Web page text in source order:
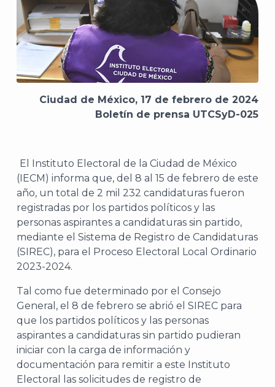
Ciudad de México, 17 de febrero de 2024
Boletín de prensa UTCSyD-025
El Instituto Electoral de la Ciudad de México
(IECM) informa que, del 8 al 15 de febrero de este
año, un total de 2 mil 232 candidaturas fueron
registradas por los partidos políticos y las
personas aspirantes a candidaturas sin partido,
mediante el Sistema de Registro de Candidaturas
(SIREC), para el Proceso Electoral Local Ordinario
2023-2024.
Tal como fue determinado por el Consejo
General, el 8 de febrero se abrió el SIREC para
que los partidos políticos y las personas
aspirantes a candidaturas sin partido pudieran
iniciar con la carga de información y
documentación para remitir a este Instituto
Electoral las solicitudes de registro de